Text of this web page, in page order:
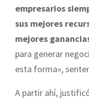
empresarios
sus mejores
mejores
para generar
esta forma»,
A partir ahí,